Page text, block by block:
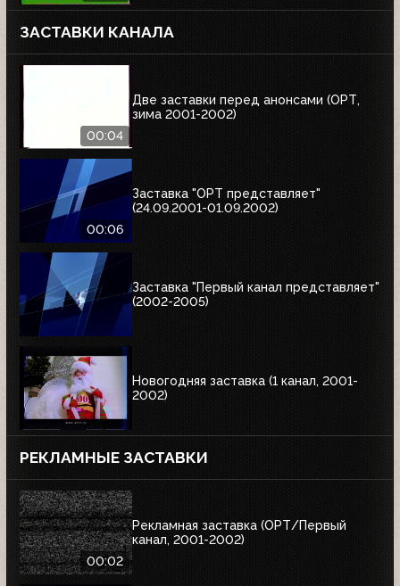
ЗАСТАВКИ КАНАЛА
00:04
Две заставки перед анонсами (ОРТ,
зима 2001-2002)
00:06
Заставка "ОРТ представляет"
(24.09.2001-01.09.2002)
Заставка "Первый канал представляет"
(2002-2005)
Новогодняя заставка (1 канал, 2001-
2002)
РЕКЛАМНЫЕ ЗАСТАВКИ
00:02
Рекламная заставка (ОРТ/Первый
канал, 2001-2002)